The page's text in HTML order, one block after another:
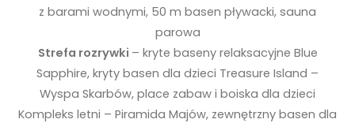
z barami wodnymi, 50 m basen pływacki, sauna
parowa
Strefa rozrywki – kryte baseny relaksacyjne Blue
Sapphire, kryty basen dla dzieci Treasure Island –
Wyspa Skarbów, place zabaw i boiska dla dzieci
Kompleks letni – Piramida Majów, zewnętrzny basen dla